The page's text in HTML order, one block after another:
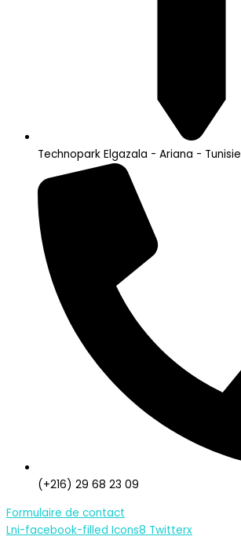
Technopark Elgazala - Ariana - Tunisie
(+216) 29 68 23 09
Formulaire de contact
Lni-facebook-filled Icons8 Twitterx